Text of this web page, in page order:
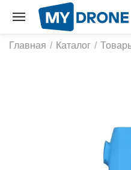
Главная / Каталог /